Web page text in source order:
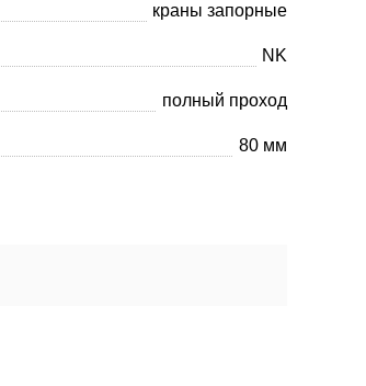
краны запорные
NK
полный проход
80 мм